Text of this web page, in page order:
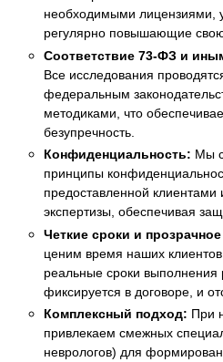
необходимыми лицензиями,
регулярно повышающие
Соответствие 73-ФЗ и
Все исследования
федеральным
методиками, что
безупречность.
Конфиденциальность: Мы
принципы
предоставленной клиентами
экспертизы, обеспечивая
Четкие сроки и
ценим время наших
реальные сроки выполнения
фиксируется в договоре, и
Комплексный подход: При
привлекаем смежных
неврологов) для